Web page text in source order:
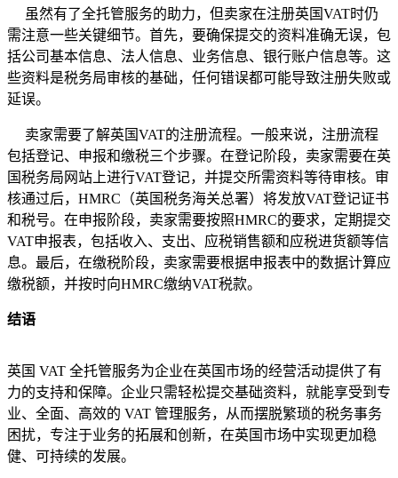
虽然有了全托管服务的助力，但卖家在注册英国VAT时仍
需注意一些关键细节。首先，要确保提交的资料准确无误，包
括公司基本信息、法人信息、业务信息、银行账户信息等。这
些资料是税务局审核的基础，任何错误都可能导致注册失败或
延误。
卖家需要了解英国VAT的注册流程。一般来说，注册流程
包括登记、申报和缴税三个步骤。在登记阶段，卖家需要在英
国税务局网站上进行VAT登记，并提交所需资料等待审核。审
核通过后，HMRC（英国税务海关总署）将发放VAT登记证书
和税号。在申报阶段，卖家需要按照HMRC的要求，定期提交
VAT申报表，包括收入、支出、应税销售额和应税进货额等信
息。最后，在缴税阶段，卖家需要根据申报表中的数据计算应
缴税额，并按时向HMRC缴纳VAT税款。
结语
英国 VAT 全托管服务为企业在英国市场的经营活动提供了有
力的支持和保障。企业只需轻松提交基础资料，就能享受到专
业、全面、高效的 VAT 管理服务，从而摆脱繁琐的税务事务
困扰，专注于业务的拓展和创新，在英国市场中实现更加稳
健、可持续的发展。